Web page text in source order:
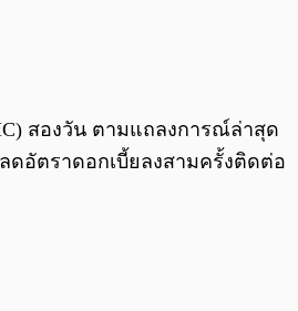
สองวัน ตามแถลงการณ์ล่าสุด
ดอัตราดอกเบี้ยลงสามครั้งติดต่อ